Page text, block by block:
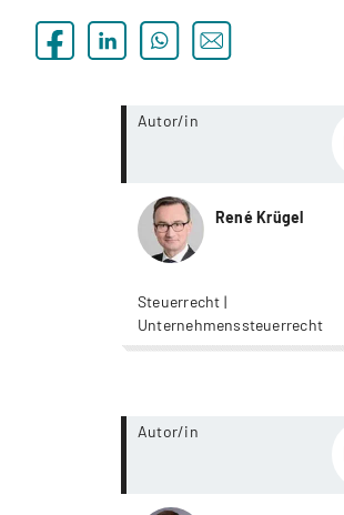
Autor/in
René Krügel
Steuerrecht |
Unternehmenssteuerrecht
Autor/in